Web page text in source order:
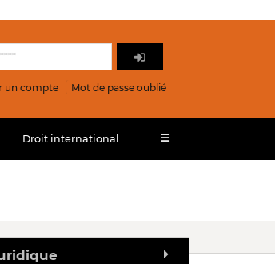
un compte Mot de passe oublié
Droit international